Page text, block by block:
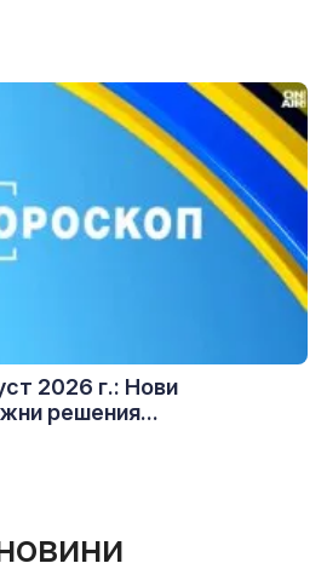
2026 г.: Нови
решения...